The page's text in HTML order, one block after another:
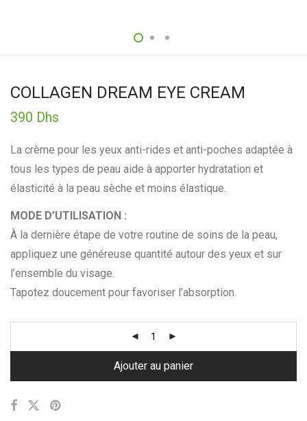
COLLAGEN DREAM EYE CREAM
390 Dhs
La crème pour les yeux anti-rides et anti-poches adaptée à
tous les types de peau aide à apporter hydratation et
élasticité à la peau sèche et moins élastique.
MODE D’UTILISATION :
À la dernière étape de votre routine de soins de la peau,
appliquez une généreuse quantité autour des yeux et sur
l’ensemble du visage.
Tapotez doucement pour favoriser l’absorption.
Ajouter au panier